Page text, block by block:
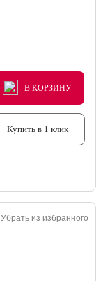
В КОРЗИНУ
В КОРЗИНУ
В КОРЗИНУ
Купить в 1 клик
Убрать из избранного